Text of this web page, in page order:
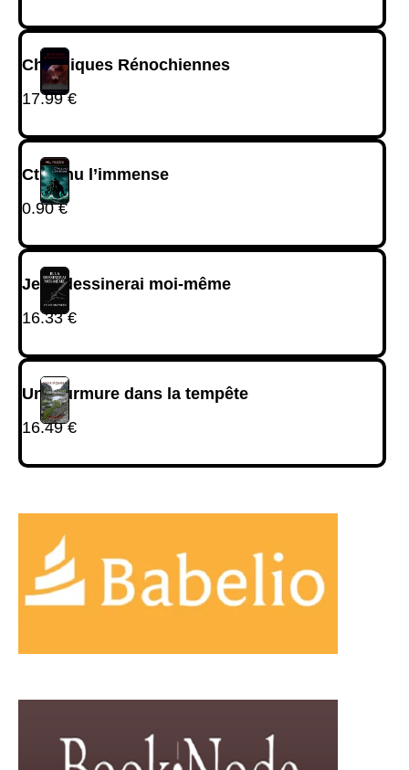
Chroniques Rénochiennes
17.99€
Cthulhu l’immense
0.90€
Je la dessinerai moi-même
16.33€
Un murmure dans la tempête
16.49€